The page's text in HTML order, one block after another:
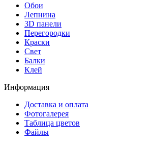
Обои
Лепнина
3D панели
Перегородки
Краски
Свет
Балки
Клей
Информация
Доставка и оплата
Фотогалерея
Таблица цветов
Файлы